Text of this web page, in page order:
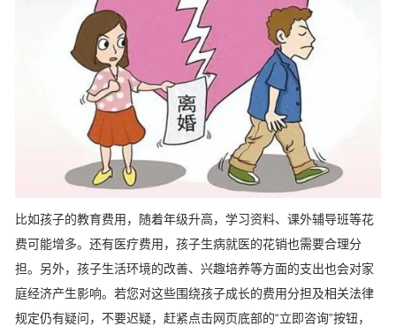
比如孩子的教育费用，随着年级升高，学习资料、课外辅导班等花
费可能增多。还有医疗费用，孩子生病就医的花销也需要合理分
担。另外，孩子生活环境的改善、兴趣培养等方面的支出也会对家
庭经济产生影响。若您对这些围绕孩子成长的费用分担及相关法律
规定仍有疑问，不要迟疑，赶紧点击网页底部的“立即咨询”按钮，